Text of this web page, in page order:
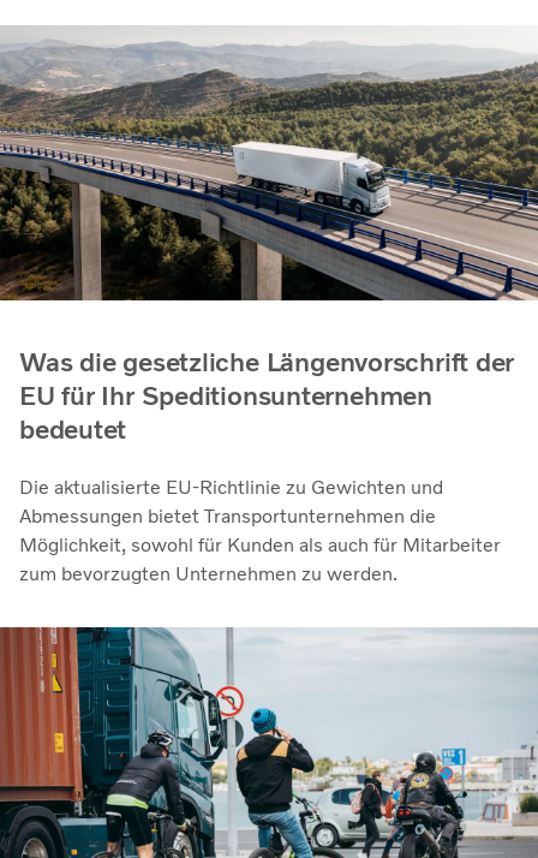
Was die gesetzliche Längenvorschrift der
EU für Ihr Speditionsunternehmen
bedeutet
Die aktualisierte EU-Richtlinie zu Gewichten und
Abmessungen bietet Transportunternehmen die
Möglichkeit, sowohl für Kunden als auch für Mitarbeiter
zum bevorzugten Unternehmen zu werden.